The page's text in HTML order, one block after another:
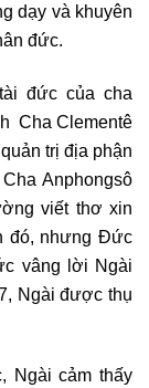
dạy và khuyên
đức.
đức của cha
Cha Clementê
trị địa phận
Anphongsô
viết thơ xin
đó, nhưng Đức
vâng lời Ngài
Ngài được thụ
Ngài cảm thấy